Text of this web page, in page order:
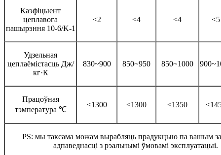
Каэфіцыент
цеплавога
пашырэння 10-6/K-1
<2 <4 <4 <5
Удзельная
цеплаёмістасць Дж/
кг·К
830~900 850~950 850~1000
Працоўная
тэмпература ℃
<1300 <1300 <1350
PS: мы таксама можам вырабляць прадукцыю па вашым
адпаведнасці з рэальнымі ўмовамі эксплуатацыі.